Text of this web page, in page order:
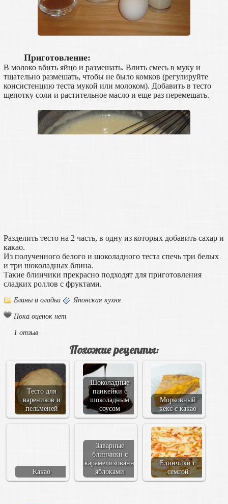
Приготовление:
В молоко вбить яйцо и размешать. Влить смесь в муку и
тщательно размешать, чтобы не было комков (регулируйте
консистенцию теста мукой или молоком). Добавить в тесто
щепотку соли и растительное масло и еще раз перемешать.
Разделить тесто на 2 часть, в одну из которых добавить сахар и
какао.
Из полученного белого и шоколадного теста спечь три белых
и три шоколадных блина.
Такие блинчики прекрасно подходят для приготовления
сладких роллов с фруктами.
Блины и оладьи Японская кухня
Пока оценок нет
1 отзыв
Похожие рецепты:
Тесто для
вареников и
пельменей
Шоколадные
панкейки с
шоколадным
соусом
Морковный
кекс с какао
Какао
Заварные
блинчики с
карамелизованными
яблоками
Блинчики с
семгой